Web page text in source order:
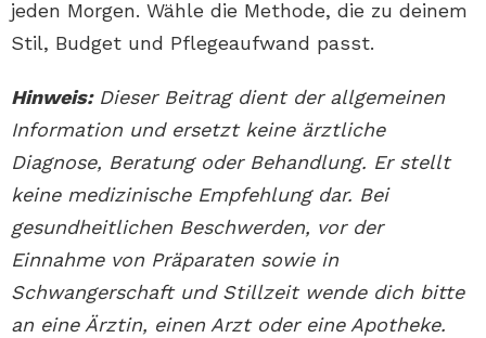
jeden Morgen. Wähle die Methode, die zu deinem
Stil, Budget und Pflegeaufwand passt.
Hinweis:Dieser Beitrag dient der allgemeinen
Information und ersetzt keine ärztliche
Diagnose, Beratung oder Behandlung. Er stellt
keine medizinische Empfehlung dar. Bei
gesundheitlichen Beschwerden, vor der
Einnahme von Präparaten sowie in
Schwangerschaft und Stillzeit wende dich bitte
an eine Ärztin, einen Arzt oder eine Apotheke.